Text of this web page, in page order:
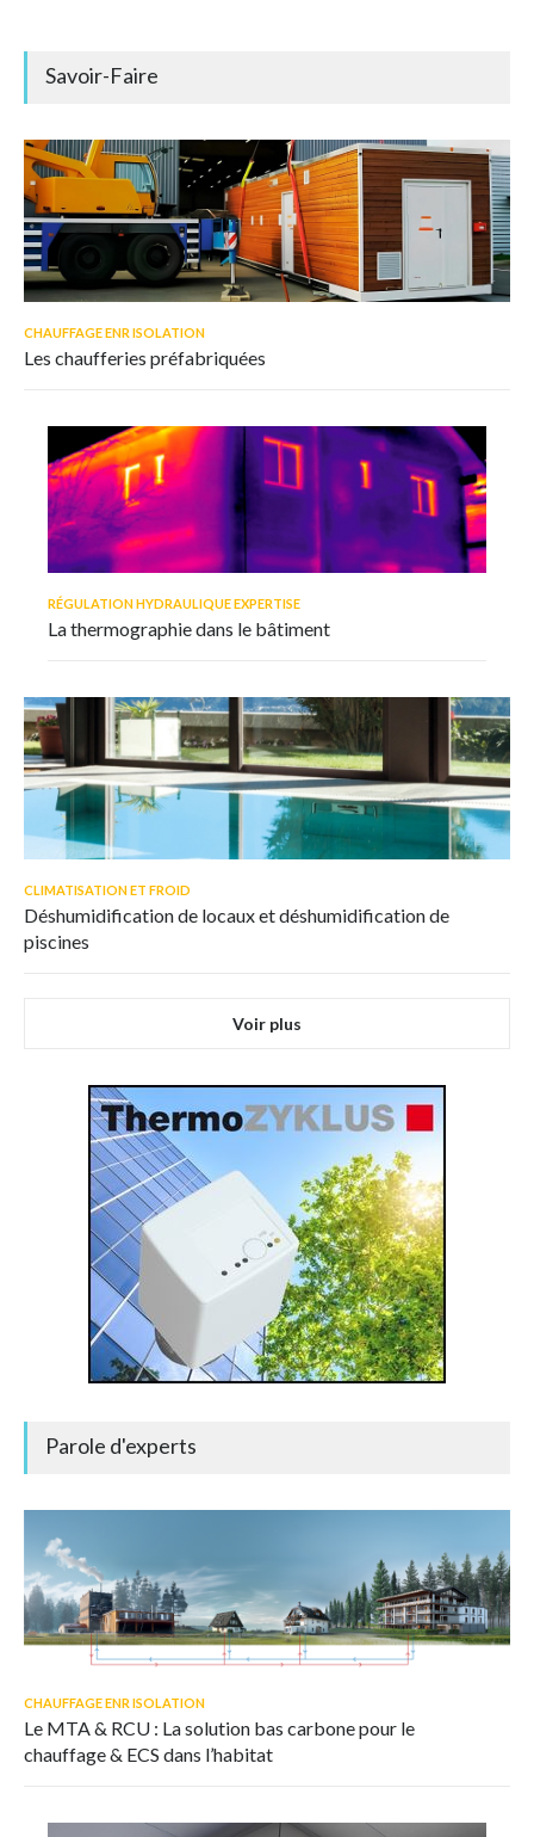
Savoir-Faire
CHAUFFAGE ENR ISOLATION
Les chaufferies préfabriquées
RÉGULATION HYDRAULIQUE EXPERTISE
La thermographie dans le bâtiment
CLIMATISATION ET FROID
Déshumidification de locaux et déshumidification de
piscines
Voir plus
Parole d'experts
CHAUFFAGE ENR ISOLATION
Le MTA & RCU : La solution bas carbone pour le
chauffage & ECS dans l’habitat